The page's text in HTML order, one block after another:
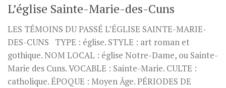
L’église Sainte-Marie-des-Cuns
LES TÉMOINS DU PASSÉ L’ÉGLISE SAINTE-MARIE-
DES-CUNS TYPE : église. STYLE : art roman et
gothique. NOM LOCAL : église Notre-Dame, ou Sainte-
Marie des Cuns. VOCABLE : Sainte-Marie. CULTE :
catholique. ÉPOQUE : Moyen Âge. PÉRIODES DE